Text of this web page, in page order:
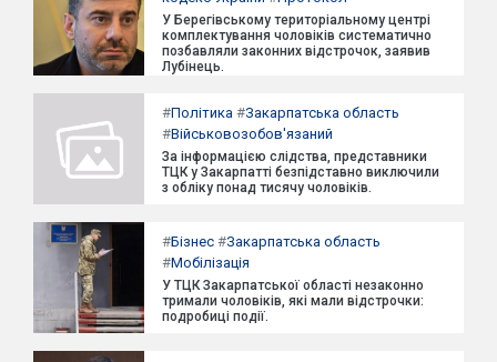
У Берегівському територіальному центрі
комплектування чоловіків систематично
позбавляли законних відстрочок, заявив
Лубінець.
#Політика #Закарпатська область
#Військовозобов'язаний
За інформацією слідства, представники
ТЦК у Закарпатті безпідставно виключили
з обліку понад тисячу чоловіків.
#Бізнес #Закарпатська область
#Мобілізація
У ТЦК Закарпатської області незаконно
тримали чоловіків, які мали відстрочки:
подробиці події.